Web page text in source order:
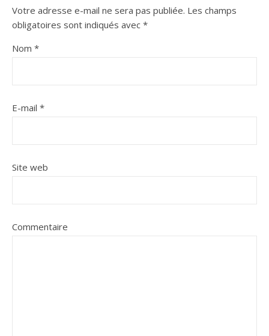
Votre adresse e-mail ne sera pas publiée. Les champs
obligatoires sont indiqués avec *
Nom *
E-mail *
Site web
Commentaire